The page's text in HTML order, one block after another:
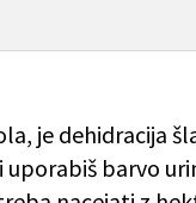
je dehidracija
barvo